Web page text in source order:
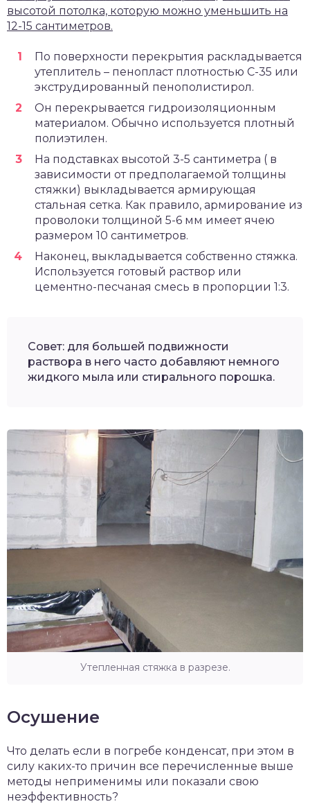
высотой потолка, которую можно уменьшить на
12-15 сантиметров.
По поверхности перекрытия раскладывается
утеплитель – пенопласт плотностью С-35 или
экструдированный пенополистирол.
Он перекрывается гидроизоляционным
материалом. Обычно используется плотный
полиэтилен.
На подставках высотой 3-5 сантиметра ( в
зависимости от предполагаемой толщины
стяжки) выкладывается армирующая
стальная сетка. Как правило, армирование из
проволоки толщиной 5-6 мм имеет ячею
размером 10 сантиметров.
Наконец, выкладывается собственно стяжка.
Используется готовый раствор или
цементно-песчаная смесь в пропорции 1:3.
Совет: для большей подвижности
раствора в него часто добавляют немного
жидкого мыла или стирального порошка.
Утепленная стяжка в разрезе.
Осушение
Что делать если в погребе конденсат, при этом в
силу каких-то причин все перечисленные выше
методы неприменимы или показали свою
неэффективность?